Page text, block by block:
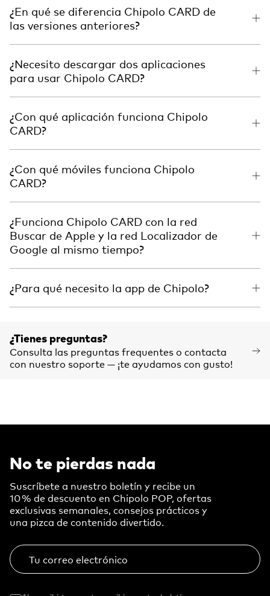
¿En qué se diferencia Chipolo CARD de
las versiones anteriores?
¿Necesito descargar dos aplicaciones
para usar Chipolo CARD?
¿Con qué aplicación funciona Chipolo
CARD?
¿Con qué móviles funciona Chipolo
CARD?
¿Funciona Chipolo CARD con la red
Buscar de Apple y la red Localizador de
Google al mismo tiempo?
¿Para qué necesito la app de Chipolo?
¿Tienes preguntas?
Consulta las preguntas frequentes o contacta
con nuestro soporte — ¡te ayudamos con gusto!
No te pierdas nada
Suscríbete a nuestro boletín y recibe un
10 % de descuento en Chipolo POP, ofertas
exclusivas semanales, consejos prácticos y
una pizca de contenido divertido.
Tu correo electrónico